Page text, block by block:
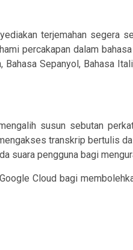
terjemahan segera
percakapan dalam
Sepanyol, Bahasa
susun sebutan
transkrip bertulis
suara pengguna bagi
Cloud bagi